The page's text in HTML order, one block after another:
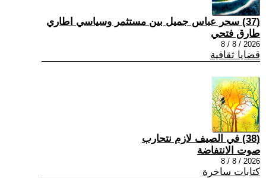
(37) سحر عباس جميل بين مستثمر وسياسي اطاري
طارق فتحي
2026 / 8 / 8
قضايا ثقافية
(38) في الصيف لازم نتحارب
صوت الانتفاضة
2026 / 8 / 8
كتابات ساخرة